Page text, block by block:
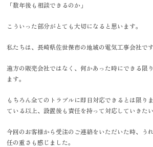
「数年後も相談できるのか」
こういった部分がとても大切になると思います。
私たちは、長崎県佐世保市の地域の電気工事会社です
遠方の販売会社ではなく、何かあった時にできる限
ます。
もちろん全てのトラブルに即日対応できるとは限り
ている以上、設置後も責任を持って対応していきた
今回のお客様から受注のご連絡をいただいた時、う
任の重さも感じました。